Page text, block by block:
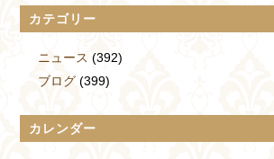
カテゴリー
ニュース (392)
ブログ(399)
カレンダー